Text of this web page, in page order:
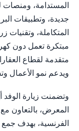
المستدامة،
جديدة، وتطبيقات
المتكاملة،
مبتكرة تعمل دون
متقدمة لقطاع
ويدعم نمو الأعمال
وتضمنت زيارة الوفد
المعرض، بالتعاون
الفرنسية، بهدف جمع